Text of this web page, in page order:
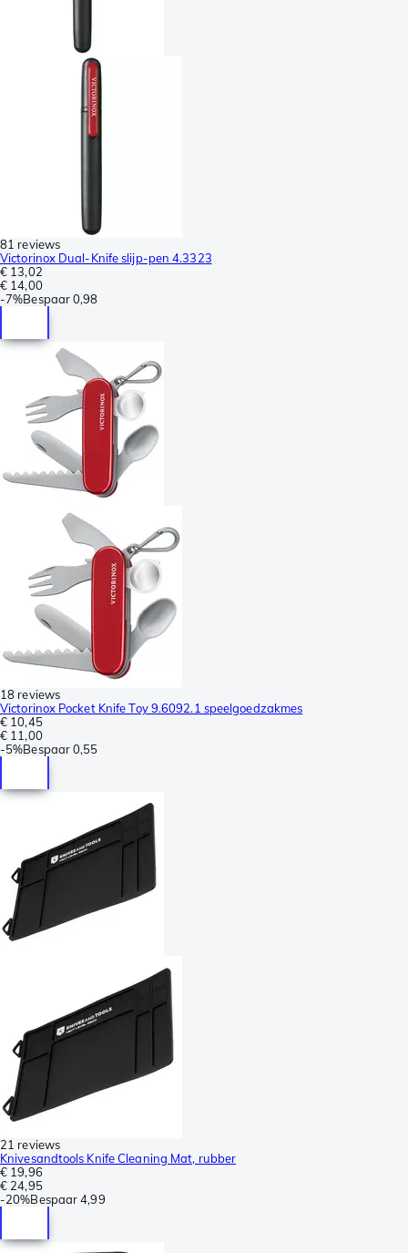
81 reviews
Victorinox Dual-Knife slijp-pen 4.3323
€ 13,02
€ 14,00
-7%Bespaar0,98
18 reviews
Victorinox Pocket Knife Toy 9.6092.1 speelgoedzakmes
€ 10,45
€ 11,00
-5%Bespaar0,55
21 reviews
Knivesandtools Knife Cleaning Mat, rubber
€ 19,96
€ 24,95
-20%Bespaar 4,99